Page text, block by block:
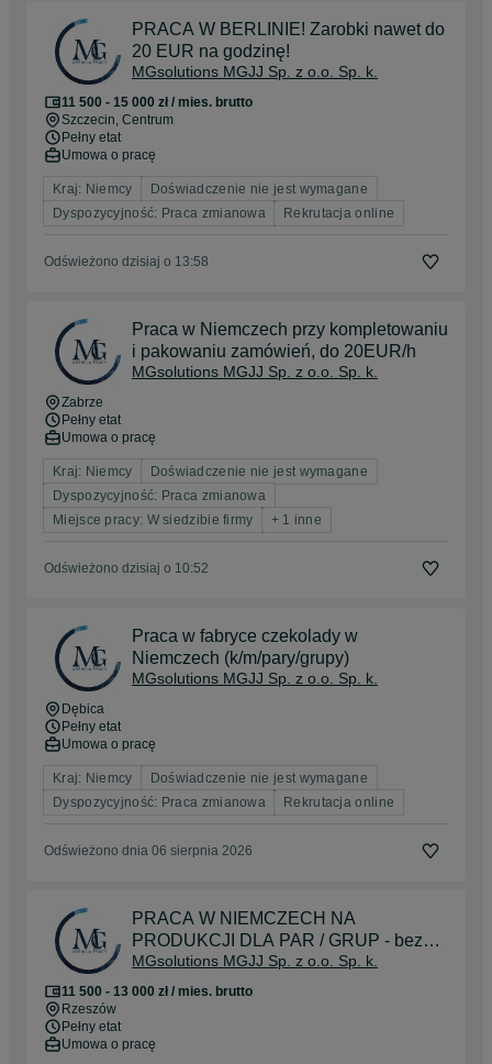
PRACA W BERLINIE! Zarobki nawet do
20 EUR na godzinę!
MGsolutions MGJJ Sp. z o.o. Sp. k.
11 500 - 15 000 zł / mies. brutto
Szczecin, Centrum
Pełny etat
Umowa o pracę
Kraj: Niemcy
Doświadczenie nie jest wymagane
Dyspozycyjność: Praca zmianowa
Rekrutacja online
Odświeżono dzisiaj o 13:58
Praca w Niemczech przy kompletowaniu
i pakowaniu zamówień, do 20EUR/h
MGsolutions MGJJ Sp. z o.o. Sp. k.
Zabrze
Pełny etat
Umowa o pracę
Kraj: Niemcy
Doświadczenie nie jest wymagane
Dyspozycyjność: Praca zmianowa
Miejsce pracy: W siedzibie firmy
+ 1 inne
Odświeżono dzisiaj o 10:52
Praca w fabryce czekolady w
Niemczech (k/m/pary/grupy)
MGsolutions MGJJ Sp. z o.o. Sp. k.
Dębica
Pełny etat
Umowa o pracę
Kraj: Niemcy
Doświadczenie nie jest wymagane
Dyspozycyjność: Praca zmianowa
Rekrutacja online
Odświeżono dnia 06 sierpnia 2026
PRACA W NIEMCZECH NA
PRODUKCJI DLA PAR / GRUP - bez
języka! Darmowe mieszkanie i wspólny
grafik pracy! Pełen etat! Wysokie
MGsolutions MGJJ Sp. z o.o. Sp. k.
11 500 - 13 000 zł / mies. brutto
Rzeszów
Pełny etat
Umowa o pracę